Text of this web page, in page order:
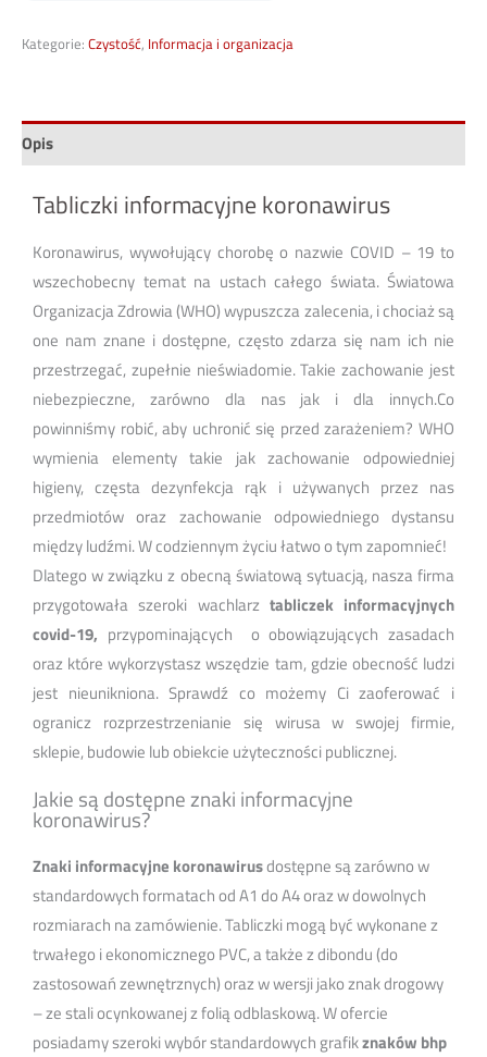
Kategorie: Czystość, Informacja i organizacja
Opis
Tabliczki informacyjne koronawirus
Koronawirus, wywołujący chorobę o nazwie COVID – 19 to
wszechobecny temat na ustach całego świata. Światowa
Organizacja Zdrowia (WHO) wypuszcza zalecenia, i chociaż są
one nam znane i dostępne, często zdarza się nam ich nie
przestrzegać, zupełnie nieświadomie. Takie zachowanie jest
niebezpieczne, zarówno dla nas jak i dla innych.Co
powinniśmy robić, aby uchronić się przed zarażeniem? WHO
wymienia elementy takie jak zachowanie odpowiedniej
higieny, częsta dezynfekcja rąk i używanych przez nas
przedmiotów oraz zachowanie odpowiedniego dystansu
między ludźmi. W codziennym życiu łatwo o tym zapomnieć!
Dlatego w związku z obecną światową sytuacją, nasza firma
przygotowała szeroki wachlarz tabliczek informacyjnych
covid-19, przypominających o obowiązujących zasadach
oraz które wykorzystasz wszędzie tam, gdzie obecność ludzi
jest nieunikniona. Sprawdź co możemy Ci zaoferować i
ogranicz rozprzestrzenianie się wirusa w swojej firmie,
sklepie, budowie lub obiekcie użyteczności publicznej.
Jakie są dostępne znaki informacyjne
koronawirus?
Znaki informacyjne koronawirusdostępne są zarówno w
standardowych formatach od A1 do A4 oraz w dowolnych
rozmiarach na zamówienie. Tabliczki mogą być wykonane z
trwałego i ekonomicznego PVC, a także z dibondu (do
zastosowań zewnętrznych) oraz w wersji jako znak drogowy
– ze stali ocynkowanej z folią odblaskową. W ofercie
posiadamy szeroki wybór standardowych grafikznaków bhp